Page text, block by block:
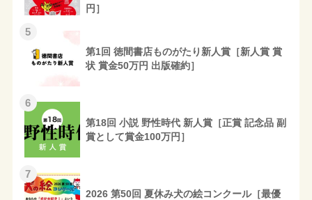
円］
5
第1回 徳間書店ものがたり新人賞［新人賞 賞
状 賞金50万円 出版確約］
6
第18回 小説 野性時代 新人賞［正賞 記念品 副
賞として賞金100万円］
7
2026 第50回 夏休み犬の絵コンクール［最優